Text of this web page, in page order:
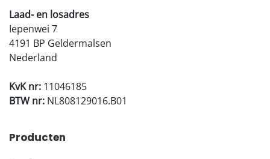
Laad- en losadres
Iepenwei 7
4191 BP Geldermalsen
Nederland
KvK nr: 11046185
BTW nr: NL808129016.B01
Producten